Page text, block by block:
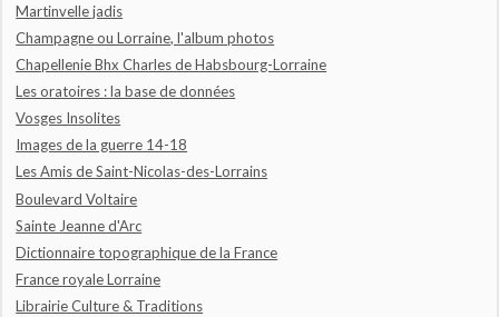
Martinvelle jadis
Champagne ou Lorraine, l'album photos
Chapellenie Bhx Charles de Habsbourg-Lorraine
Les oratoires : la base de données
Vosges Insolites
Images de la guerre 14-18
Les Amis de Saint-Nicolas-des-Lorrains
Boulevard Voltaire
Sainte Jeanne d'Arc
Dictionnaire topographique de la France
France royale Lorraine
Librairie Culture & Traditions